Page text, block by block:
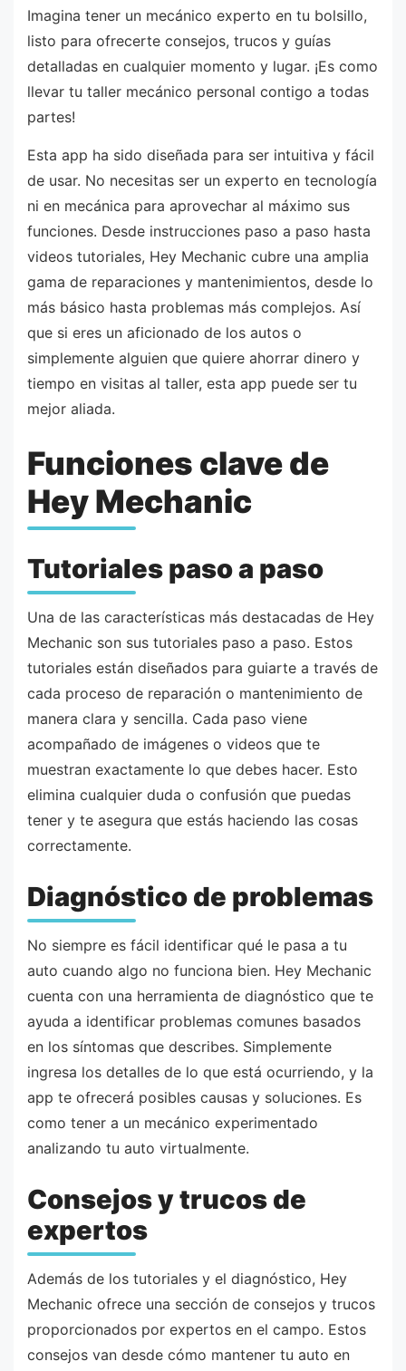
Imagina tener un mecánico experto en tu bolsillo,
listo para ofrecerte consejos, trucos y guías
detalladas en cualquier momento y lugar. ¡Es como
llevar tu taller mecánico personal contigo a todas
partes!
Esta app ha sido diseñada para ser intuitiva y fácil
de usar. No necesitas ser un experto en tecnología
ni en mecánica para aprovechar al máximo sus
funciones. Desde instrucciones paso a paso hasta
videos tutoriales, Hey Mechanic cubre una amplia
gama de reparaciones y mantenimientos, desde lo
más básico hasta problemas más complejos. Así
que si eres un aficionado de los autos o
simplemente alguien que quiere ahorrar dinero y
tiempo en visitas al taller, esta app puede ser tu
mejor aliada.
Funciones clave de
Hey Mechanic
Tutoriales paso a paso
Una de las características más destacadas de Hey
Mechanic son sus tutoriales paso a paso. Estos
tutoriales están diseñados para guiarte a través de
cada proceso de reparación o mantenimiento de
manera clara y sencilla. Cada paso viene
acompañado de imágenes o videos que te
muestran exactamente lo que debes hacer. Esto
elimina cualquier duda o confusión que puedas
tener y te asegura que estás haciendo las cosas
correctamente.
Diagnóstico de problemas
No siempre es fácil identificar qué le pasa a tu
auto cuando algo no funciona bien. Hey Mechanic
cuenta con una herramienta de diagnóstico que te
ayuda a identificar problemas comunes basados
en los síntomas que describes. Simplemente
ingresa los detalles de lo que está ocurriendo, y la
app te ofrecerá posibles causas y soluciones. Es
como tener a un mecánico experimentado
analizando tu auto virtualmente.
Consejos y trucos de
expertos
Además de los tutoriales y el diagnóstico, Hey
Mechanic ofrece una sección de consejos y trucos
proporcionados por expertos en el campo. Estos
consejos van desde cómo mantener tu auto en